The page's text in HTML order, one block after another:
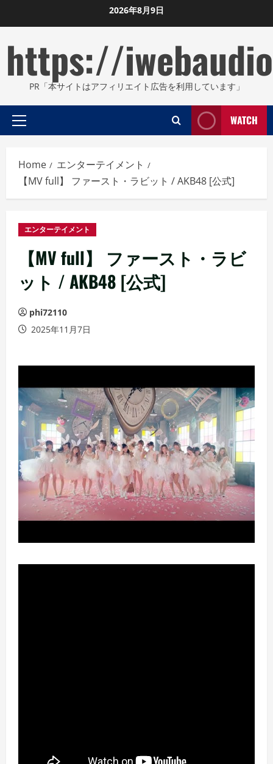
to
2026年8月9日
https://
PR「本サイトはアフィリエイト広告を利用しています」
Primary
WATCH
Home
エンターテイメント
【MV full】 ファースト・ラビット / AKB48 [公式]
エンターテイメント
【MV full】 ファースト・ラビ
ット / AKB48 [公式]
phi72110
2025年11月7日